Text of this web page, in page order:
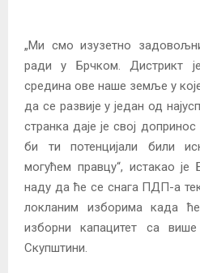
„Ми смо изузетно
ради у Брчком. Дистрикт
средина ове наше земље у
да се развије у један од
странка даје је свој
би ти потенцијали били
могућем правцу“, истакао је
наду да ће се снага ПДП-а
локланим изборима када
изборни капацитет са
Скупштини.